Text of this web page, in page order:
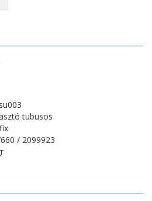
tubusos
/ 2099923